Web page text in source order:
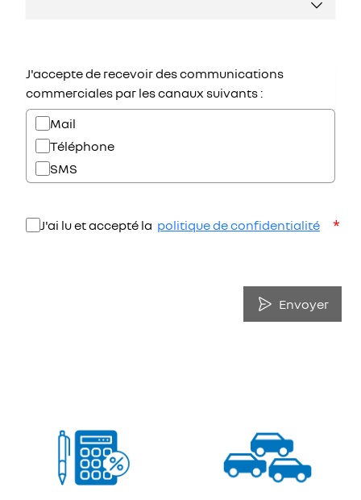
J'accepte de recevoir des communications
commerciales par les canaux suivants :
Mail
Téléphone
SMS
J'ai lu et accepté la politique de confidentialité *
Envoyer